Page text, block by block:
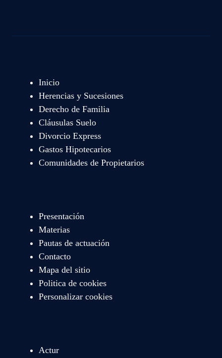
Inicio
Herencias y Sucesiones
Derecho de Familia
Cláusulas Suelo
Divorcio Express
Gastos Hipotecarios
Comunidades de Propietarios
Presentación
Materias
Pautas de actuación
Contacto
Mapa del sitio
Politica de cookies
Personalizar cookies
Actur